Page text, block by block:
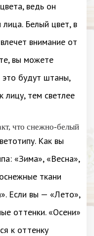
ведь он
Белый цвет, в
внимание от
вы можете
это будут штаны,
лицу, тем светлее
что снежно-белый
Как вы
«Зима», «Весна»,
ткани
Если вы — «Лето»,
оттенки. «Осени»
к оттенку